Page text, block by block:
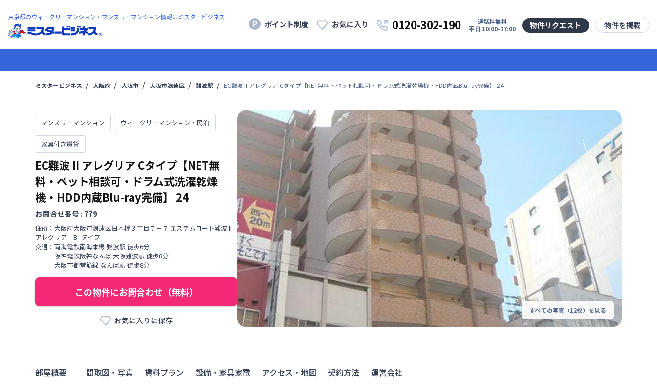
東京都のウィークリーマンション・マンスリーマンション情報はミスタービジネス
ポイント制度 お気に入り 0120-302-190
通話料無料
平日 10:00-17:00
物件リクエスト 物件を掲載
ミスタービジネス 大阪府 大阪市 大阪市浪速区 難波駅 EC難波 II アレグリア Cタイプ【NET無料・ペット相談可・ドラム式洗濯乾燥機・HDD内蔵Blu-ray完備】 24
マンスリーマンション ウィークリーマンション・民泊
家具付き賃貸
EC難波 II アレグリア Cタイプ【NET無
料・ペット相談可・ドラム式洗濯乾燥
機・HDD内蔵Blu-ray完備】
24
お問合せ番号 :779
住所： 大阪府大阪市浪速区日本橋３丁目 ７－７ エステムコート難波 II
アレグリア B´タイプ
交通：南海電鉄南海本線 難波駅 徒歩6分
阪神電鉄阪神なんば 大阪難波駅 徒歩8分
大阪市御堂筋線 なんば駅 徒歩8分
この物件にお問合わせ（無料）
お気に入りに保存
すべての写真（12枚）を見る
部屋概要 間取図・写真 賃料プラン 設備・家具家電 アクセス・地図 契約方法 運営会社